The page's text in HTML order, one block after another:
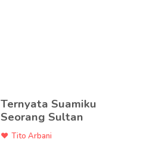
Ternyata Suamiku
Seorang Sultan
Tito Arbani